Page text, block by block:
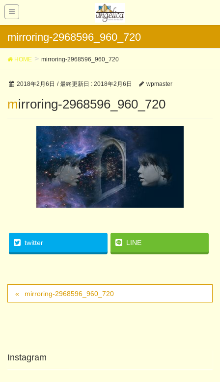
mirroring-2968596_960_720
HOME mirroring-2968596_960_720
2018年2月6日 / 最終更新日 : 2018年2月6日 wpmaster
mirroring-2968596_960_720
twitter LINE
mirroring-2968596_960_720
Instagram